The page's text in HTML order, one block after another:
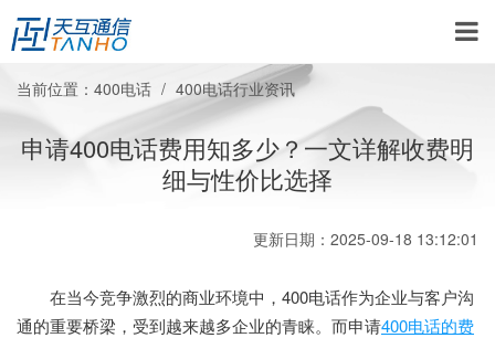
当前位置： 400电话 400电话行业资讯
申请400电话费用知多少？一文详解收费明
细与性价比选择
更新日期：2025-09-18 13:12:01
在当今竞争激烈的商业环境中，400电话作为企业与客户沟
通的重要桥梁，受到越来越多企业的青睐。而申请400电话的费